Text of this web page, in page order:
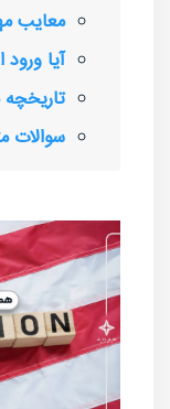
معایب
آیا
تاریخچه
سوالات